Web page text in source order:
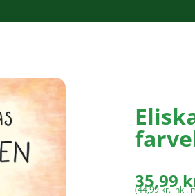
35,99
(44,99kr.inkl.